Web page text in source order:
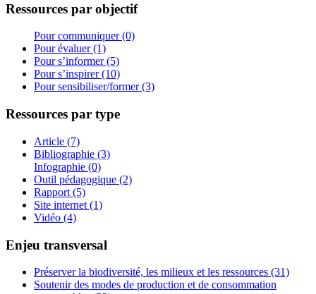
Ressources par objectif
Pour communiquer (0)
Pour évaluer (1)
Pour s’informer (5)
Pour s’inspirer (10)
Pour sensibiliser/former (3)
Ressources par type
Article (7)
Bibliographie (3)
Infographie (0)
Outil pédagogique (2)
Rapport (5)
Site internet (1)
Vidéo (4)
Enjeu transversal
Préserver la biodiversité, les milieux et les ressources (31)
Soutenir des modes de production et de consommation